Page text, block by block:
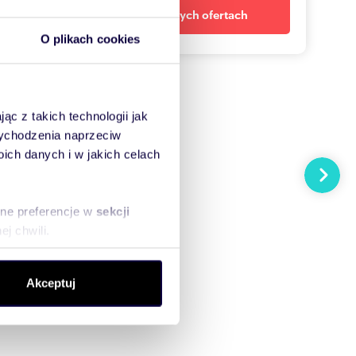
O plikach cookies
z takich technologii jak
naprzeciw
danych i w jakich celach
preferencje w sekcji
chwili.
społecznościowym,
od Ciebie lub
Akceptuj
Powiadom o nowych ofertach